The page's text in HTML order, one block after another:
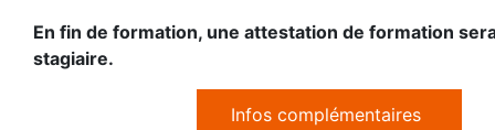
En fin de formation, une attestation de formation
stagiaire.
Infos complémentaires